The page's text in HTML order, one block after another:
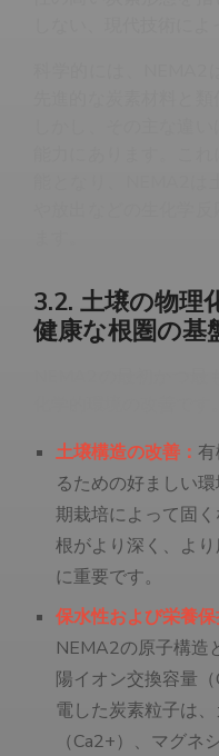
3.2. 土壌の物理
健康な根圏の基
土壌構造の改善：
るための好ましい
期栽培によって固
根がより深く、よ
に重要です。
保水性および栄養保
NEMA2の原子構造
陽イオン交換容量
電した炭素粒子は
（Ca2+）、マグ